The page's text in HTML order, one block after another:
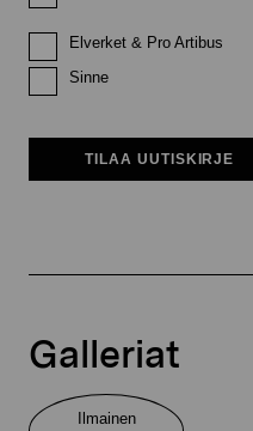
Elverket & Pro Artibus
Sinne
TILAA UUTISKIRJE
Galleriat
Ilmainen